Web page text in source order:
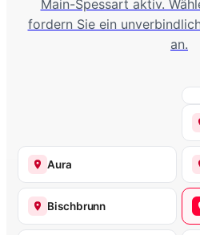
Main-Spessart aktiv.
fordern Sie ein
an.
Aura
Bischbrunn